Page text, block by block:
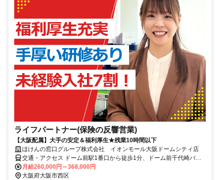
ライフパートナー(保険の反響営業)
【大阪配属】大手の安定＆福利厚生★残業10時間以下
ほけんの窓口グループ株式会社 イオンモール大阪ドームシティ店
交通・アクセス ドーム前駅1番口から徒歩1分、ドーム前千代崎バス
停から徒歩3分
月給260,000円～368,000円
大阪府大阪市西区